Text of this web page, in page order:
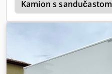
Kamion s